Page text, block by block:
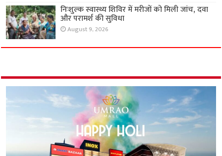
निःशुल्क स्वास्थ्य शिविर में मरीजों को मिली जांच, दवा
और परामर्श की सुविधा
August 9, 2026